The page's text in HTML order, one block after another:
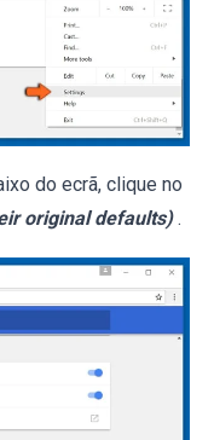
do ecrã, clique no
original defaults) .